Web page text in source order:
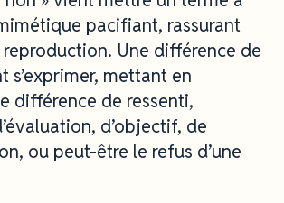
pacifiant, rassurant
Une différence de
s’exprimer, mettant en
différence de ressenti,
d’objectif, de
ou peut-être le refus d’une